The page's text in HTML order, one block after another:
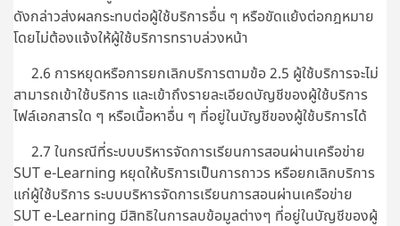
ดังกล่าวส่งผลกระทบต่อผู้ใช้บริการอื่น ๆ หรือขัดแย้งต่อกฎหมาย
โดยไม่ต้องแจ้งให้ผู้ใช้บริการทราบล่วงหน้า
2.6 การหยุดหรือการยกเลิกบริการตามข้อ 2.5 ผู้ใช้บริการจะไม่
สามารถเข้าใช้บริการ และเข้าถึงรายละเอียดบัญชีของผู้ใช้บริการ
ไฟล์เอกสารใด ๆ หรือเนื้อหาอื่น ๆ ที่อยู่ในบัญชีของผู้ใช้บริการได้
2.7 ในกรณีที่ระบบบริหารจัดการเรียนการสอนผ่านเครือข่าย
SUT e-Learning หยุดให้บริการเป็นการถาวร หรือยกเลิกบริการ
แก่ผู้ใช้บริการ ระบบบริหารจัดการเรียนการสอนผ่านเครือข่าย
SUT e-Learning มีสิทธิในการลบข้อมูลต่างๆ ที่อยู่ในบัญชีของผู้